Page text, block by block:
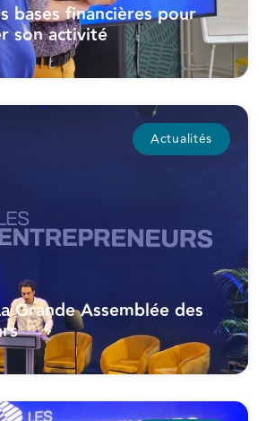
bases financières pour
son activité
Actualités
Grande Assemblée des